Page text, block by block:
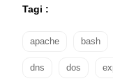
Tagi :
apache bash
dns dos